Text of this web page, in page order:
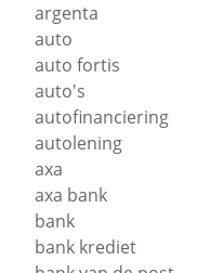
argenta
auto
auto fortis
auto's
autofinanciering
autolening
axa
axa bank
bank
bank krediet